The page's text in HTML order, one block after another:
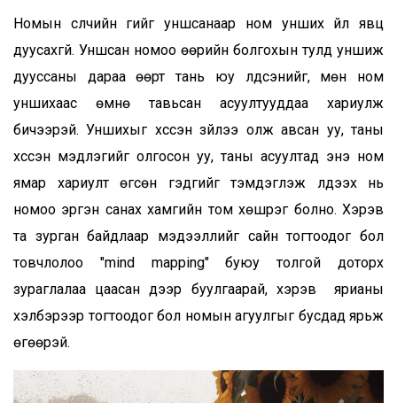
Номын сүүлчийн үгийг уншсанаар ном унших үйл явц
дуусахгүй. Уншсан номоо өөрийн болгохын тулд уншиж
дууссаны дараа өөрт тань юу үлдсэнийг, мөн ном
уншихаас өмнө тавьсан асуултууддаа хариулж
бичээрэй. Уншихыг хүссэн зүйлээ олж авсан уу, таны
хүссэн мэдлэгийг олгосон уу, таны асуултад энэ ном
ямар хариулт өгсөн гэдгийг тэмдэглэж үлдээх нь
номоо эргэн санах хамгийн том хөшүүрэг болно. Хэрэв
та зурган байдлаар мэдээллийг сайн тогтоодог бол
товчлолоо "mind mapping" буюу толгой доторх
зураглалаа цаасан дээр буулгаарай, хэрэв ярианы
хэлбэрээр тогтоодог бол номын агуулгыг бусдад ярьж
өгөөрэй.